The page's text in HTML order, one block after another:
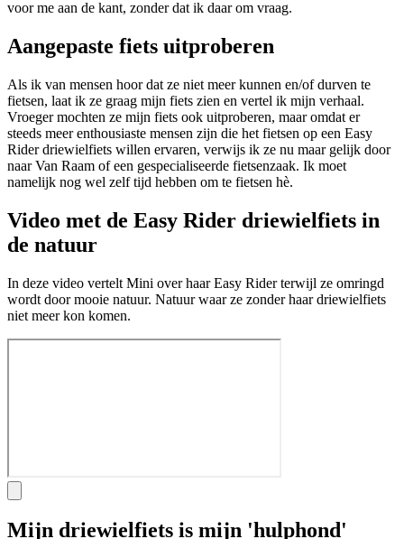
voor me aan de kant, zonder dat ik daar om vraag.
Aangepaste fiets uitproberen
Als ik van mensen hoor dat ze niet meer kunnen en/of durven te
fietsen, laat ik ze graag mijn fiets zien en vertel ik mijn verhaal.
Vroeger mochten ze mijn fiets ook uitproberen, maar omdat er
steeds meer enthousiaste mensen zijn die het fietsen op een Easy
Rider driewielfiets willen ervaren, verwijs ik ze nu maar gelijk door
naar Van Raam of een gespecialiseerde fietsenzaak. Ik moet
namelijk nog wel zelf tijd hebben om te fietsen hè.
Video met de Easy Rider driewielfiets in
de natuur
In deze video vertelt Mini over haar Easy Rider terwijl ze omringd
wordt door mooie natuur. Natuur waar ze zonder haar driewielfiets
niet meer kon komen.
Mijn driewielfiets is mijn 'hulphond'